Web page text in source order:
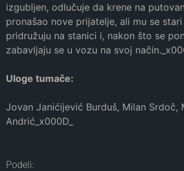
izgubljen, odlučuje da krene na
pronašao nove prijatelje, ali mu se
pridružuju na stanici i, nakon što se
zabavljaju se u vozu na svoj
Uloge tumače:
Jovan Janićijević Burduš, Milan Srdoč,
Andrić_x000D_
Podeli: